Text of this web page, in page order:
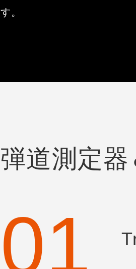
す。
弾道測定